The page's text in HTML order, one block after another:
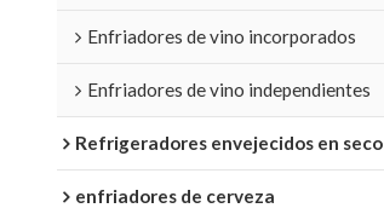
Enfriadores de vino incorporados
Enfriadores de vino independientes
Refrigeradores envejecidos en seco
enfriadores de cerveza